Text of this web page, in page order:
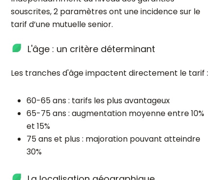
souscrites, 2 paramètres ont une incidence sur le
tarif d’une mutuelle senior.
L'âge : un critère déterminant
Les tranches d'âge impactent directement le tarif :
60-65 ans : tarifs les plus avantageux
65-75 ans : augmentation moyenne entre 10%
et 15%
75 ans et plus : majoration pouvant atteindre
30%